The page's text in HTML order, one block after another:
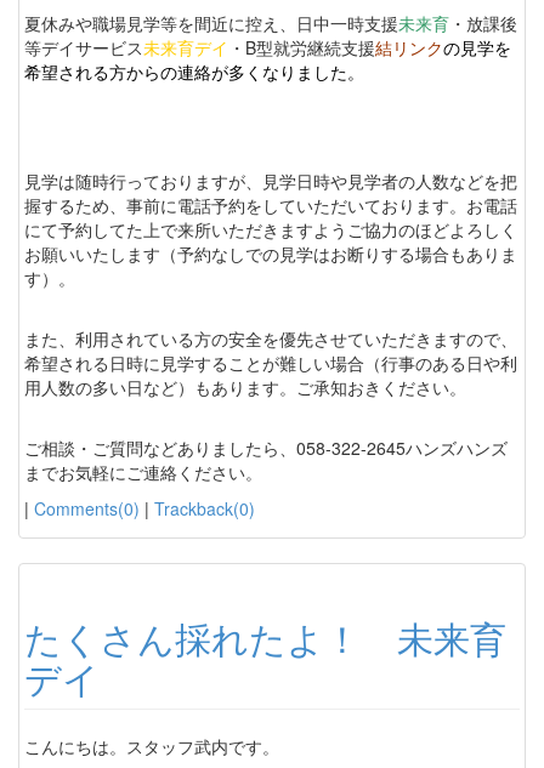
夏休みや職場見学等を間近に控え、日中一時支援未来育 ・放課後
等デイサービス未来育デイ ・B型就労継続支援結リンクの見学を
希望される方からの連絡が多くなりました。
見学は随時行っておりますが、見学日時や見学者の人数などを把
握するため、事前に電話予約をしていただいております。お電話
にて予約してた上で来所いただきますようご協力のほどよろしく
お願いいたします（予約なしでの見学はお断りする場合もありま
す）。
また、利用されている方の安全を優先させていただきますので、
希望される日時に見学することが難しい場合（行事のある日や利
用人数の多い日など）もあります。ご承知おきください。
ご相談・ご質問などありましたら、058-322-2645ハンズハンズ
までお気軽にご連絡ください。
| Comments(0) | Trackback(0)
たくさん採れたよ！ 未来育
デイ
こんにちは。スタッフ武内です。